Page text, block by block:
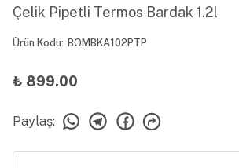
Çelik Pipetli Termos Bardak 1.2l
Ürün Kodu: BOMBKA102PTP
₺ 899.00
Paylaş: